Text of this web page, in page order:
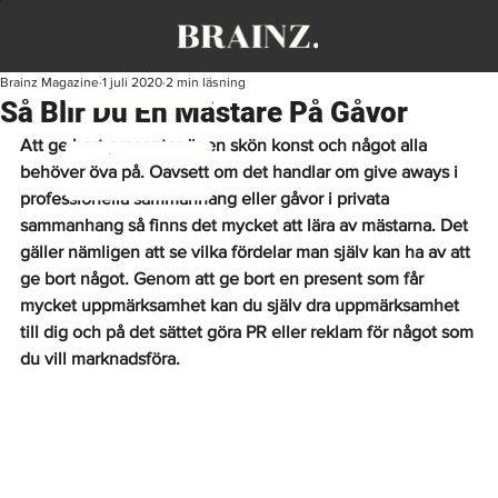
Så Blir Du En Mästare På Gåvor
Brainz Magazine 1 juli 2020 2 min läsning
Att ge bort presenter är en skön konst och något alla
behöver öva på. Oavsett om det handlar om give aways i
professionella sammanhang eller gåvor i privata
sammanhang så finns det mycket att lära av mästarna. Det
gäller nämligen att se vilka fördelar man själv kan ha av att
ge bort något. Genom att ge bort en present som får
mycket uppmärksamhet kan du själv dra uppmärksamhet
till dig och på det sättet göra PR eller reklam för något som
du vill marknadsföra.